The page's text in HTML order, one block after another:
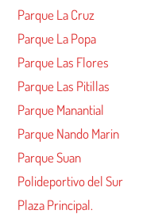
Parque La Cruz
Parque La Popa
Parque Las Flores
Parque Las Pitillas
Parque Manantial
Parque Nando Marin
Parque Suan
Polideportivo del Sur
Plaza Principal.